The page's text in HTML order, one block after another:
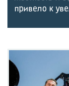
привело к